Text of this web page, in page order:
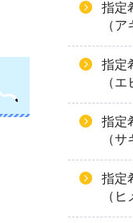
指定
（
指定
（
指定
（サ
指定
（ヒ